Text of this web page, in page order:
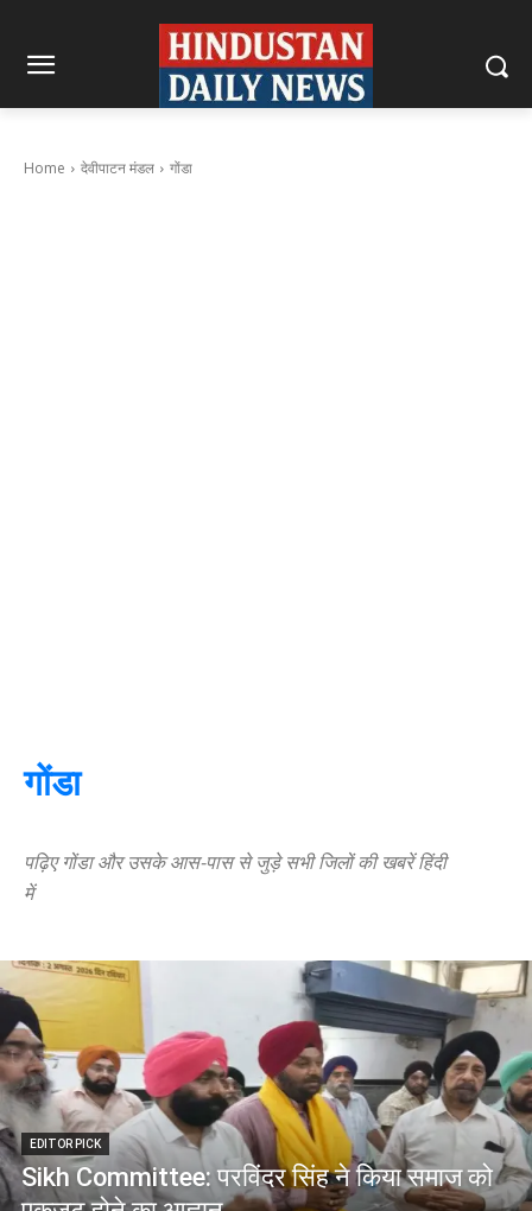
Home देवीपाटन मंडल गोंडा
गोंडा
पढ़िए गोंडा और उसके आस-पास से जुड़े सभी जिलों की खबरें हिंदी
में
EDITOR PICK
Sikh Committee: परविंदर सिंह ने किया समाज को